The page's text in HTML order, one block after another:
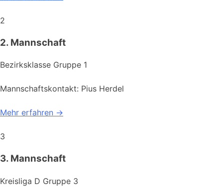
2
2. Mannschaft
Bezirksklasse Gruppe 1
Mannschaftskontakt: Pius Herdel
Mehr erfahren →
3
3. Mannschaft
Kreisliga D Gruppe 3